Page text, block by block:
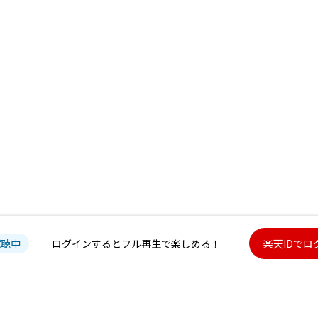
中 ログインするとフル再生で楽しめる！ 楽天IDでロ